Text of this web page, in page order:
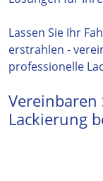
Lassen Sie Ihr
erstrahlen -
professionelle
Vereinbaren
Lackierung